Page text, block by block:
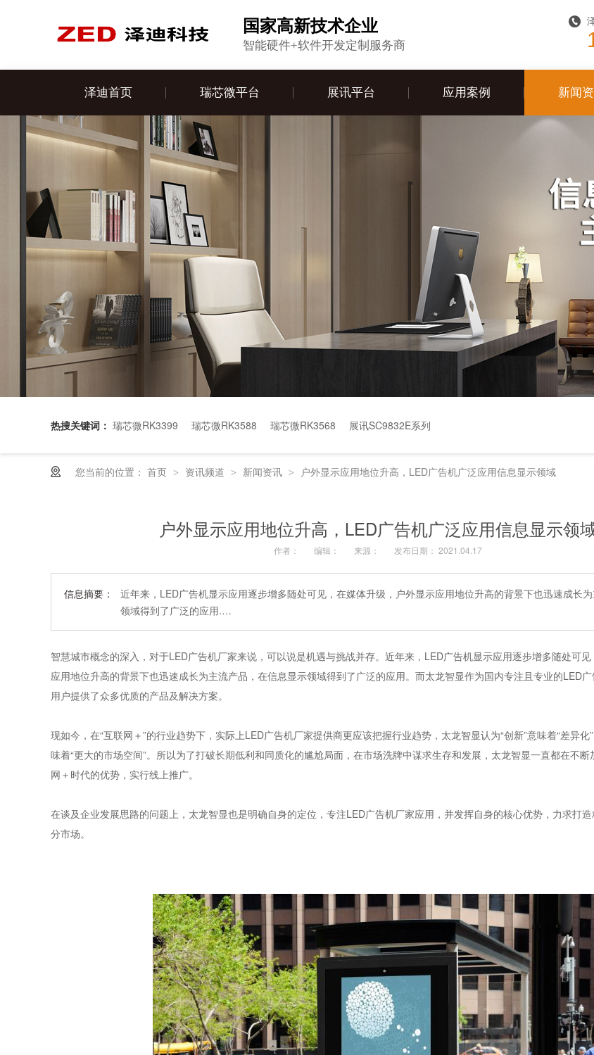
国家高新技术企业
智能硬件+软件开发定制服务商
泽迪首页 瑞芯微平台 展讯平台 应用案例 新闻
热搜关键词： 瑞芯微RK3399 瑞芯微RK3588 瑞芯微RK3568 展讯SC9832E系列
您当前的位置： 首页 > 资讯频道 > 新闻资讯 > 户外显示应用地位升高，LED广告机广泛应用信息显示领域
户外显示应用地位升高，LED广告机广泛应用信息显示领
作者： 编辑： 来源： 发布日期： 2021.04.17
信息摘要：
近年来，LED广告机显示应用逐步增多随处可见，在媒体升级，户外显示应用地位升高的背景下也迅速成长
领域得到了广泛的应用.…
智慧城市概念的深入，对于LED广告机厂家来说，可以说是机遇与挑战并存。近年来，LED广告机显示应用逐步增多随处可
应用地位升高的背景下也迅速成长为主流产品，在信息显示领域得到了广泛的应用。而太龙智显作为国内专注且专业的LED
用户提供了众多优质的产品及解决方案。
现如今，在“互联网＋”的行业趋势下，实际上LED广告机厂家提供商更应该把握行业趋势，太龙智显认为“创新”意味着“差异化
味着“更大的市场空间”。所以为了打破长期低利和同质化的尴尬局面，在市场洗牌中谋求生存和发展，太龙智显一直都在不
网＋时代的优势，实行线上推广。
在谈及企业发展思路的问题上，太龙智显也是明确自身的定位，专注LED广告机厂家应用，并发挥自身的核心优势，力求打
分市场。